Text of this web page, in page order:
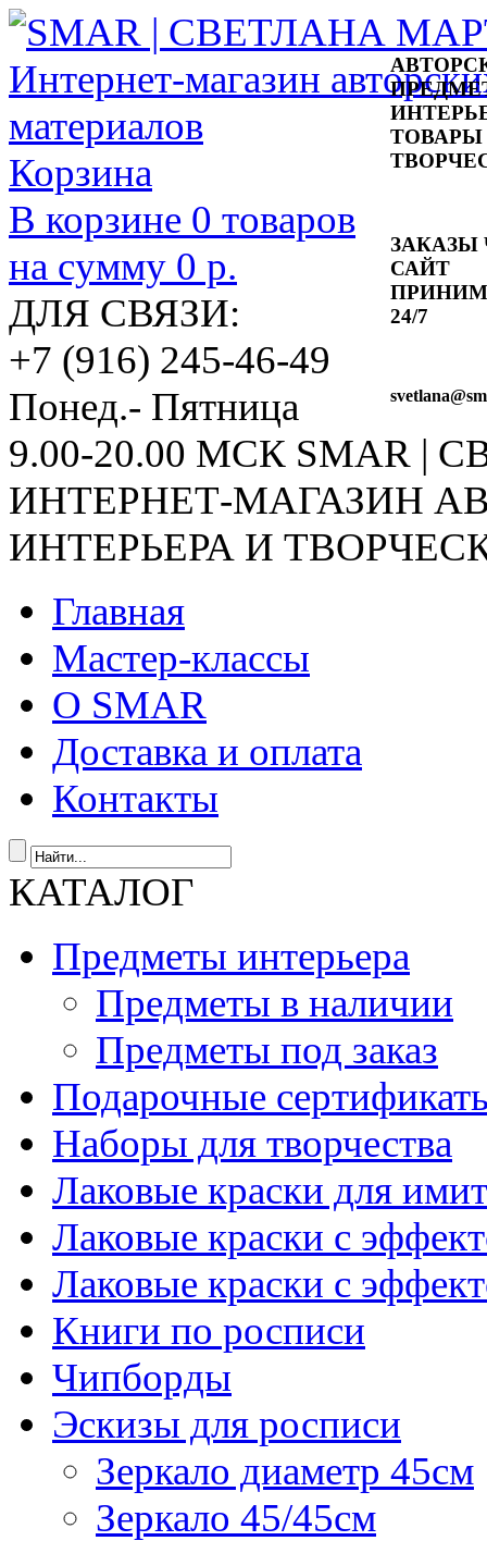
ТОВАРЫ
ЗАКАЗЫ
САЙТ
24/7
svetlana
Корзина
В корзине 0 товаров
на сумму 0 р.
ДЛЯ СВЯЗИ:
+7 (916) 245-46-49
Понед.- Пятница
9.00-20.00 МСК SMAR |
ИНТЕРНЕТ-МАГАЗИН
ИНТЕРЬЕРА И
Главная
Мастер-классы
О SMAR
Доставка и оплата
Контакты
КАТАЛОГ
Предметы интерьера
Предметы в наличии
Предметы под заказ
Подарочные
Наборы для творчества
Лаковые краски для
Лаковые краски с
Лаковые краски с
Книги по росписи
Чипборды
Эскизы для росписи
Зеркало диаметр 45см
Зеркало 45/45см